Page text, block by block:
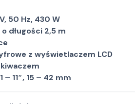
50 Hz, 430 W
długości 2,5 m
z wyświetlaczem LCD
– 11″, 15 – 42 mm